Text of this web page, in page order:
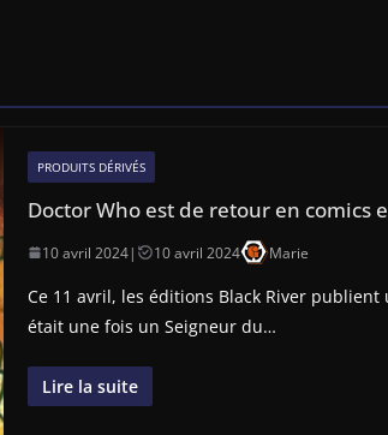
PRODUITS DÉRIVÉS
Doctor Who est de retour en comics
10 avril 2024| 10 avril 2024 Marie
Ce 11 avril, les éditions Black River
était une fois un Seigneur du…
Lire la suite